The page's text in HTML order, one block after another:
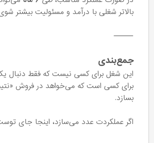
بالاتر شغلی با درآمد و مسئولیت بیشتر
⸻
جمع‌بندی
این شغل برای کسی نیست که فقط دنبال
برای کسی است که می‌خواهد در فروش
بسازد.
اگر عملکردت عدد می‌سازد، اینجا جای